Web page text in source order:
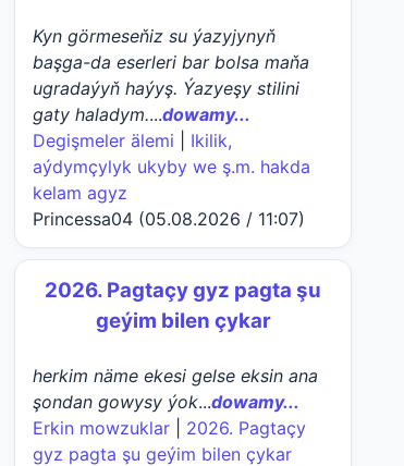
Kyn görmeseňiz su ýazyjynyň
başga-da eserleri bar bolsa maňa
ugradaýyň haýyş. Ýazyeşy stilini
gaty haladym....dowamy...
Degişmeler älemi
Ikilik,
aýdymçylyk ukyby we ş.m. hakda
kelam agyz
Princessa04 (05.08.2026 / 11:07)
2026. Pagtaçy gyz pagta şu
geýim bilen çykar
herkim näme ekesi gelse eksin ana
şondan gowysy ýok...dowamy...
Erkin mowzuklar
2026. Pagtaçy
gyz pagta şu geýim bilen çykar